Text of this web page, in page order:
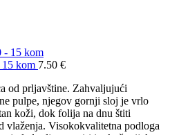
15 kom 7.50 €
od prljavštine. Zahvaljujući
pulpe, njegov gornji sloj je vrlo
koži, dok folija na dnu štiti
vlaženja. Visokokvalitetna podloga